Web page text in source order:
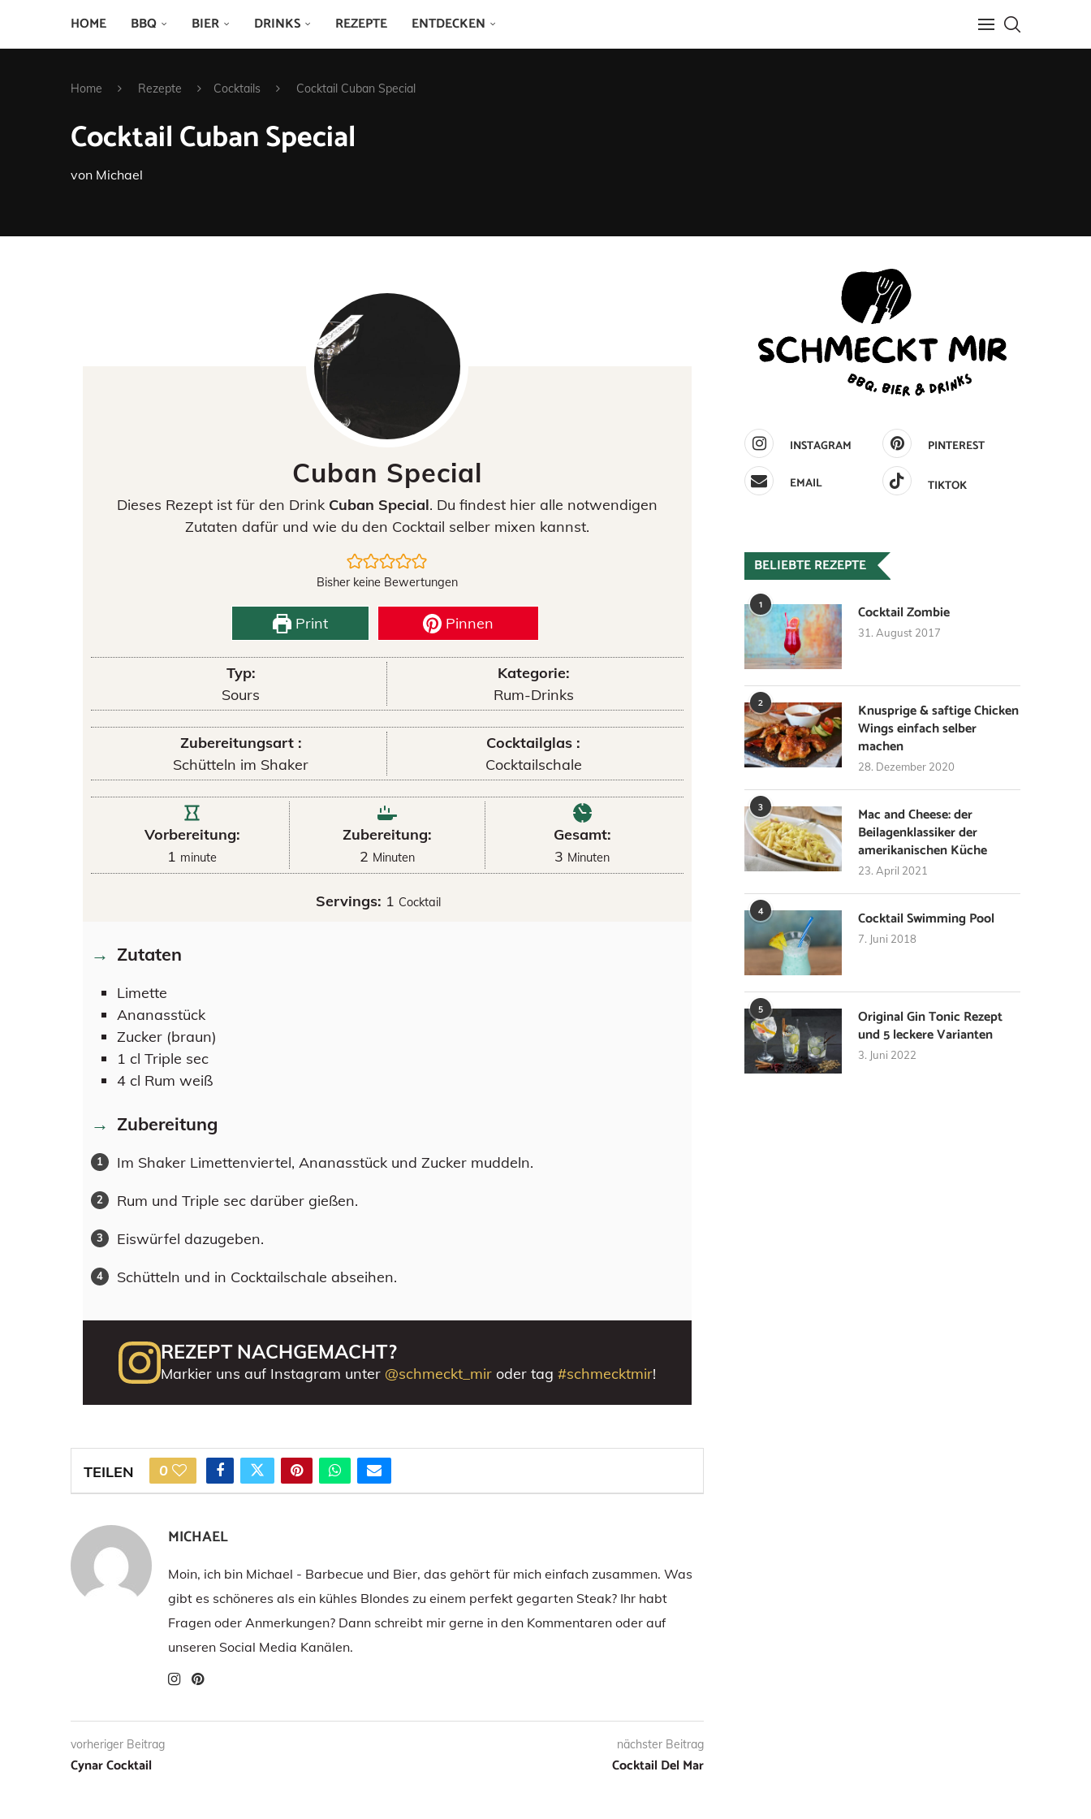
HOME BBQ BIER DRINKS REZEPTE ENTDECKEN
Home Rezepte Cocktails Cocktail Cuban Special
Cocktail Cuban Special
von Michael
Cuban Special
Dieses Rezept ist für den Drink Cuban Special. Du findest hier alle notwendigen
Zutaten dafür und wie du den Cocktail selber mixen kannst.
Bisher keine Bewertungen
Print Pinnen
Typ:
Sours
Kategorie:
Rum-Drinks
Zubereitungsart :
Schütteln im Shaker
Cocktailglas :
Cocktailschale
Vorbereitung:
1 minute
Zubereitung:
2 Minuten
Gesamt:
3 Minuten
Servings: 1 Cocktail
Zutaten
Limette
Ananasstück
Zucker (braun)
1 cl Triple sec
4 cl Rum weiß
Zubereitung
Im Shaker Limettenviertel, Ananasstück und Zucker muddeln.
Rum und Triple sec darüber gießen.
Eiswürfel dazugeben.
Schütteln und in Cocktailschale abseihen.
REZEPT NACHGEMACHT?
Markier uns auf Instagram unter @schmeckt_miroder tag #schmecktmir!
TEILEN 0
MICHAEL
Moin, ich bin Michael - Barbecue und Bier, das gehört für mich einfach zusammen. Was
gibt es schöneres als ein kühles Blondes zu einem perfekt gegarten Steak? Ihr habt
Fragen oder Anmerkungen? Dann schreibt mir gerne in den Kommentaren oder auf
unseren Social Media Kanälen.
vorheriger Beitrag
Cynar Cocktail
nächster Beitrag
Cocktail Del Mar
INSTAGRAM
PINTEREST
EMAIL
TIKTOK
BELIEBTE REZEPTE
1 Cocktail Zombie
31. August 2017
2
Knusprige & saftige Chicken
Wings einfach selber
machen
28. Dezember 2020
3
Mac and Cheese: der
Beilagenklassiker der
amerikanischen Küche
23. April 2021
4 Cocktail Swimming Pool
7. Juni 2018
5
Original Gin Tonic Rezept
und 5 leckere Varianten
3. Juni 2022